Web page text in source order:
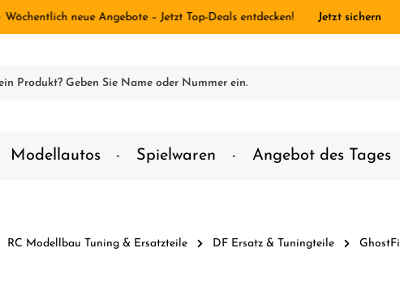
Wöchentlich neue Angebote – Jetzt Top-Deals entdecken! Jetzt sichern
Modellautos Spielwaren Angebot des Tages
RC Modellbau Tuning & Ersatzteile DF Ersatz & Tuningteile